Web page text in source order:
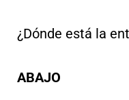
¿Dónde está la
ABAJO